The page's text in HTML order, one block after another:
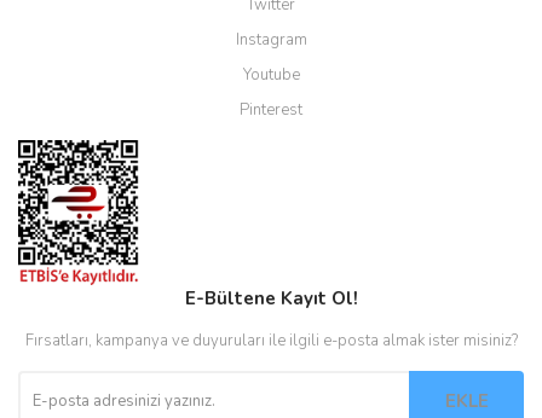
Twitter
Instagram
Youtube
Pinterest
E-Bültene Kayıt Ol!
Fırsatları, kampanya ve duyuruları ile ilgili e-posta almak ister misiniz?
EKLE